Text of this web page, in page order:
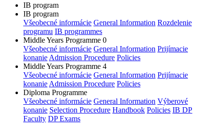
IB program
IB program
Všeobecné informácie General Information Rozdelenie
programu IB programmes
Middle Years Programme 0
Všeobecné informácie General Information Prijímacie
konanie Admission Procedure Policies
Middle Years Programme 4
Všeobecné informácie General Information Prijímacie
konanie Admission Procedure Policies
Diploma Programme
Všeobecné informácie General Information Výberové
konanie Selection Procedure Handbook Policies IB DP
Faculty DP Exams